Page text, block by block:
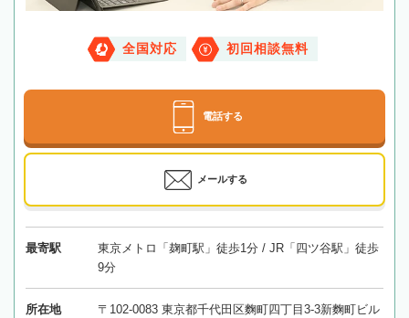
全国対応 初回相談無料
電話する
メールする
最寄駅
東京メトロ「麹町駅」徒歩1分 / JR「四ツ谷駅」徒歩
9分
所在地
〒102-0083 東京都千代田区麴町四丁目3-3新麴町ビル